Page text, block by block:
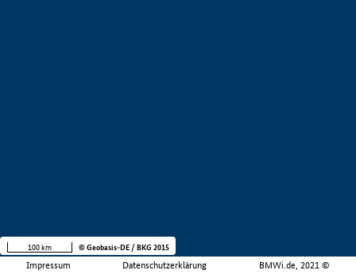
Impressum Datenschutzerklärung BMWi.de, 2021 ©
100 km © Geobasis-DE / BKG 2015